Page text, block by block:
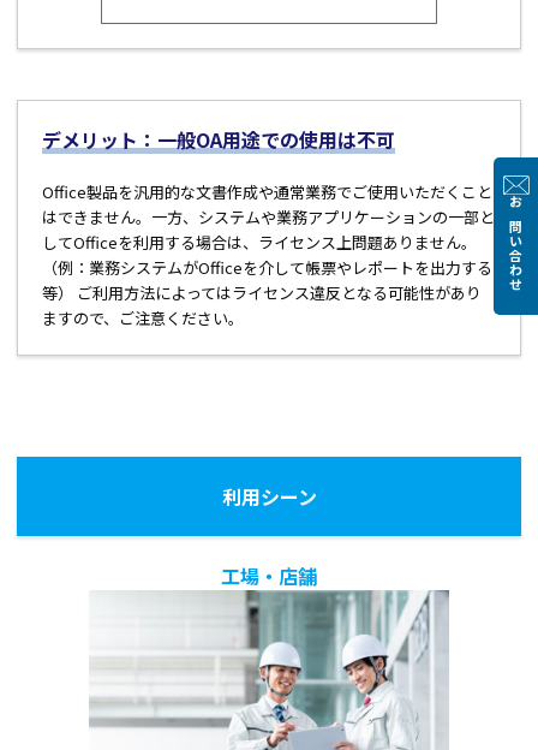
お問い合わせ
デメリット：一般OA用途での使用は不可
Office製品を汎用的な文書作成や通常業務でご使用いただくこと
はできません。一方、システムや業務アプリケーションの一部と
してOfficeを利用する場合は、ライセンス上問題ありません。
（例：業務システムがOfficeを介して帳票やレポートを出力する
等） ご利用方法によってはライセンス違反となる可能性があり
ますので、ご注意ください。
利用シーン
工場・店舗